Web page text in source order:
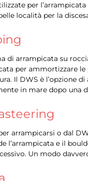
per l’arrampicata
località per la
di arrampicata su
per ammortizzare
Il DWS è l’opzione
in mare dopo una
arrampicarsi o dal
l’arrampicata e il
Un modo